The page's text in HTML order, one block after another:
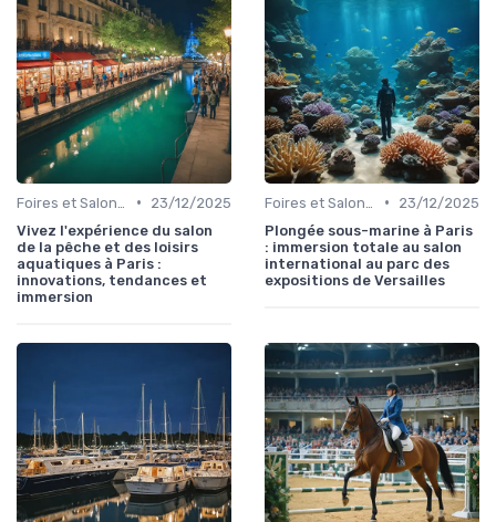
•
23/12/2025
Vivez l'expérience du salon
de la pêche et des loisirs
aquatiques à Paris :
innovations, tendances et
immersion
•
23/12/2025
Plongée sous-marine à Paris
: immersion totale au salon
international au parc des
expositions de Versailles